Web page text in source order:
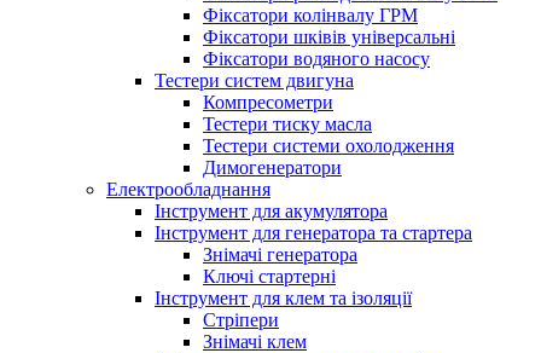
Фіксатори колінвалу ГРМ
Фіксатори шківів універсальні
Фіксатори водяного насосу
Тестери систем двигуна
Компресометри
Тестери тиску масла
Тестери системи охолодження
Димогенератори
Електрообладнання
Інструмент для акумулятора
Інструмент для генератора та стартера
Знімачі генератора
Ключі стартерні
Інструмент для клем та ізоляції
Стріпери
Знімачі клем